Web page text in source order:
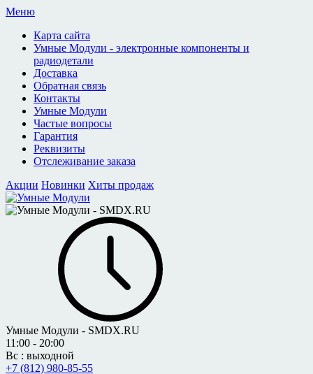
Меню
Карта сайта
Умные Модули - электронные компоненты и
радиодетали
Доставка
Обратная связь
Контакты
Умные Модули
Частые вопросы
Гарантия
Реквизиты
Отслеживание заказа
Акции Новинки Хиты продаж
Умные Модули - SMDX.RU
11:00 - 20:00
Вс : выходной
+7 (812) 980-85-55